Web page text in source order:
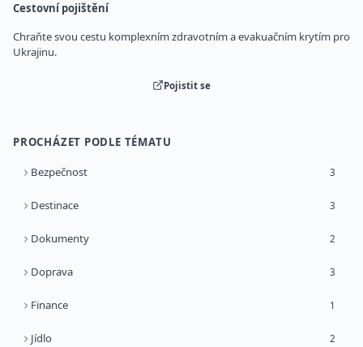
Cestovní pojištění
Chraňte svou cestu komplexním zdravotním a evakuačním krytím pro
Ukrajinu.
Pojistit se
PROCHÁZET PODLE TÉMATU
Bezpečnost 3
Destinace 3
Dokumenty 2
Doprava 3
Finance 1
Jídlo 2